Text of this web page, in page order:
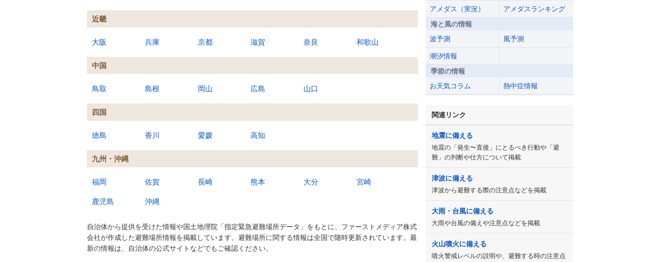
近畿
大阪 兵庫 京都 滋賀 奈良 和歌山
中国
鳥取 島根 岡山 広島 山口
四国
徳島 香川 愛媛 高知
九州・沖縄
福岡 佐賀 長崎 熊本 大分 宮崎
鹿児島 沖縄
自治体から提供を受けた情報や国土地理院「指定緊急避難場所データ」をもとに、ファーストメディア株式
会社が作成した避難場所情報を掲載しています。避難場所に関する情報は全国で随時更新されています。最
新の情報は、自治体の公式サイトなどでもご確認ください。
アメダス（実況）
アメダスランキング
海と風の情報
波予測
風予測
潮汐情報
季節の情報
お天気コラム
熱中症情報
関連リンク
地震に備える
地震の「発生〜直後」にとるべき行動や「避
難」の判断や仕方について掲載
津波に備える
津波から避難する際の注意点などを掲載
大雨・台風に備える
大雨や台風の備えや注意点などを掲載
火山噴火に備える
噴火警戒レベルの説明や、避難する時の注意点